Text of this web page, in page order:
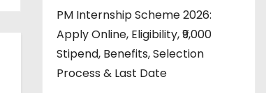
PM Internship Scheme 2026:
Apply Online, Eligibility, ₹9,000
Stipend, Benefits, Selection
Process & Last Date